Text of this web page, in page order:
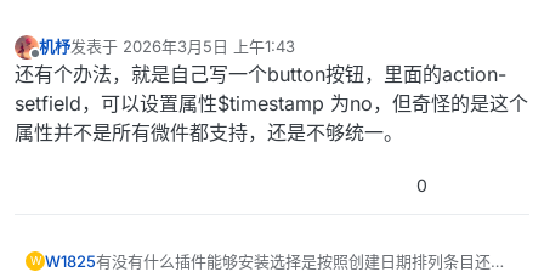
离线
机杼发表于 2026年3月5日 上午1:43
最后由 编辑
还有个办法，就是自己写一个button按钮，里面的action-
setfield，可以设置属性$timestamp 为no，但奇怪的是这个
属性并不是所有微件都支持，还是不够统一。
0
W W1825有没有什么插件能够安装选择是按照创建日期排列条目还是